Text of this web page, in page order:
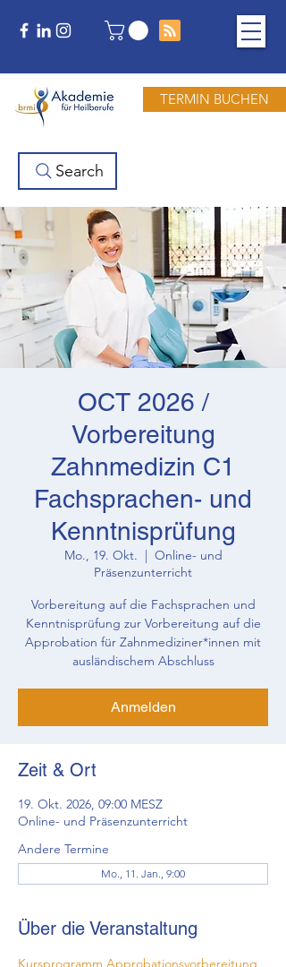
TERMIN BUCHEN
Search
OCT 2026 /
Vorbereitung
Zahnmedizin C1
Fachsprachen- und
Kenntnisprüfung
Mo., 19. Okt.
  |
Online- und
Präsenzunterricht
Vorbereitung auf die Fachsprachen und
Kenntnisprüfung zur Vorbereitung auf die
Approbation für Zahnmediziner*innen mit
ausländischem Abschluss
Anmelden
Zeit & Ort
19. Okt. 2026, 09:00 MESZ
Online- und Präsenzunterricht
Andere Termine
Mo., 11. Jan., 9:00
Über die Veranstaltung
Kursprogramm Approbationsvorbereitung